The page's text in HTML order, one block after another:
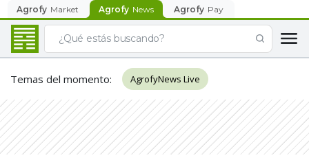
Agrofy Market Agrofy News Agrofy Pay
Temas del momento: AgrofyNews Live